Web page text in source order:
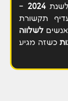
2024
–
תקשורת
לשלווה
כשזה מגיע